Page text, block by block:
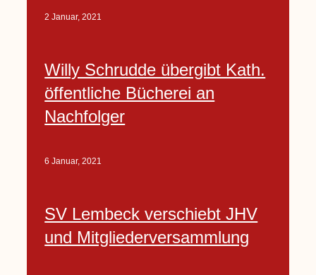
2 Januar, 2021
Willy Schrudde übergibt Kath.
öffentliche Bücherei an
Nachfolger
6 Januar, 2021
SV Lembeck verschiebt JHV
und Mitgliederversammlung